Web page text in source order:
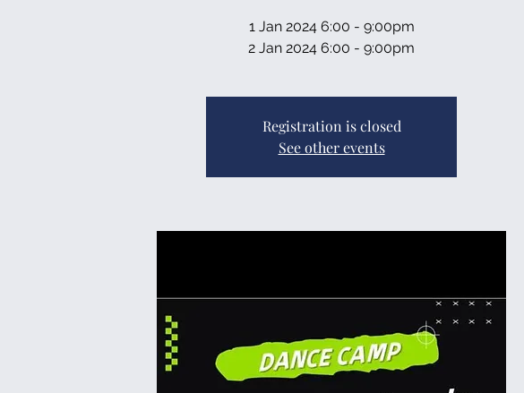
1 Jan 2024 6:00 - 9:00pm
2 Jan 2024 6:00 - 9:00pm
Registration is closed
See other events